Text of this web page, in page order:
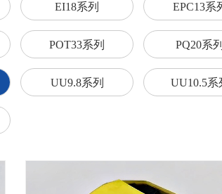
EI18系列 EPC13系
POT33系列 PQ20系
UU9.8系列 UU10.5系